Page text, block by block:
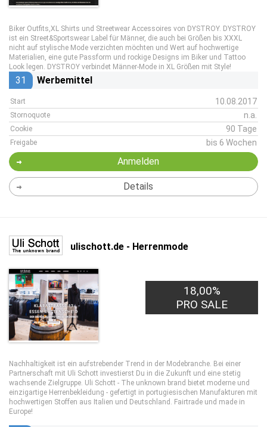
Biker Outfits,XL Shirts und Streetwear Accessoires von DYSTROY. DYSTROY
ist ein Street&Sportswear Label für Männer, die auch bei Größen bis XXXL
nicht auf stylische Mode verzichten möchten und Wert auf hochwertige
Materialien, eine gute Passform und rockige Designs im Biker und Tattoo
Look legen. DYSTROY verbindet Männer-Mode in XL Größen mit Style!
31 Werbemittel
Start 10.08.2017
Stornoquote n.a.
Cookie 90 Tage
Freigabe bis 6 Wochen
Anmelden
Details
ulischott.de - Herrenmode
18,00%
PRO SALE
Nachhaltigkeit ist ein aufstrebender Trend in der Modebranche. Bei einer
Partnerschaft mit Uli Schott investierst Du in die Zukunft und eine stetig
wachsende Zielgruppe. Uli Schott - The unknown brand bietet moderne und
einzigartige Herrenbekleidung - gefertigt in portugiesischen Manufakturen mit
hochwertigen Stoffen aus Italien und Deutschland. Fairtrade und made in
Europe!